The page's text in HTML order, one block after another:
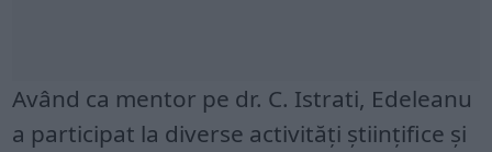
Având ca mentor pe dr. C. Istrati, Edeleanu
a participat la diverse activităţi ştiinţifice şi